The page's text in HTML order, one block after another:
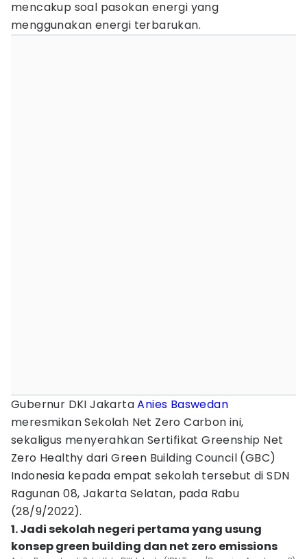
mencakup soal pasokan energi yang
menggunakan energi terbarukan.
Gubernur DKI JakartaAnies Baswedan
meresmikan Sekolah Net Zero Carbon ini,
sekaligus menyerahkan Sertifikat Greenship Net
Zero Healthy dari Green Building Council (GBC)
Indonesia kepada empat sekolah tersebut di SDN
Ragunan 08, Jakarta Selatan, pada Rabu
(28/9/2022).
1. Jadi sekolah negeri pertama yang usung
konsep green building dan net zero emissions